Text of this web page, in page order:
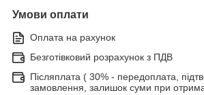
Умови оплати
Оплата на рахунок
Безготівковий розрахунок з ПДВ
Післяплата ( 30% - передоплата,
замовлення, залишок суми при